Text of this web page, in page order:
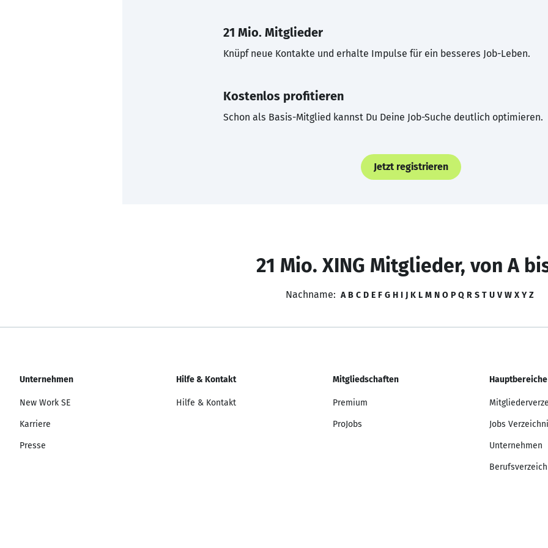
21 Mio. Mitglieder
Knüpf neue Kontakte und erhalte Impulse für ein besseres Job-Leben.
Kostenlos profitieren
Schon als Basis-Mitglied kannst Du Deine Job-Suche deutlich optimieren.
Jetzt registrieren
21 Mio. XING Mitglieder, von A
Nachname: A B C D E F G H I J K L M N O P Q R S T U V W X Y Z
Unternehmen
New Work SE
Karriere
Presse
Hilfe & Kontakt
Hilfe & Kontakt
Mitgliedschaften
Premium
ProJobs
Hauptbereiche
Jobs
Unternehmen